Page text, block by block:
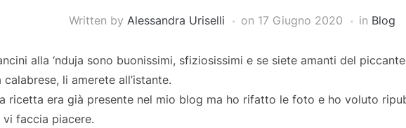
Written by Alessandra Uriselli on 17 Giugno 2020 in Blog
alla ‘nduja sono buonissimi, sfiziosissimi e se siete amanti del
calabrese, li amerete all’istante.
ricetta era già presente nel mio blog ma ho rifatto le foto e ho voluto
vi faccia piacere.